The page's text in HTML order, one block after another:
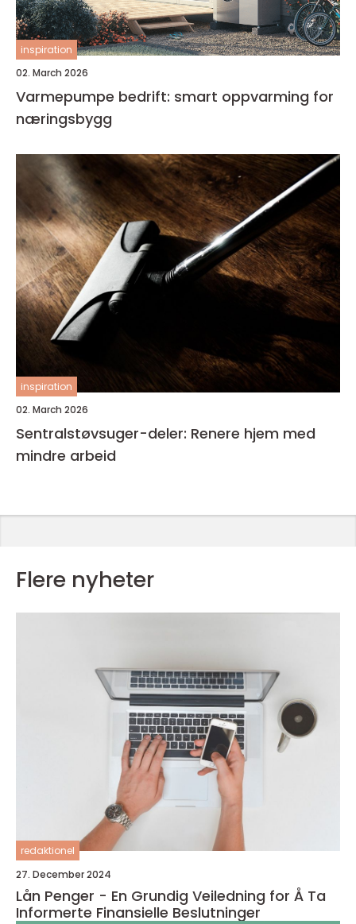
inspiration
02. March 2026
Varmepumpe bedrift: smart oppvarming for
næringsbygg
inspiration
02. March 2026
Sentralstøvsuger-deler: Renere hjem med
mindre arbeid
Flere nyheter
redaktionel
27. December 2024
Lån Penger - En Grundig Veiledning for Å Ta
Informerte Finansielle Beslutninger